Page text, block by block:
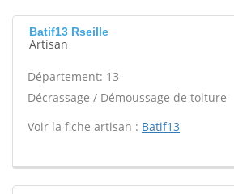
Batif13 Rseille
Artisan
Département: 13
Décrassage / Démoussage de toiture -
Voir la fiche artisan : Batif13